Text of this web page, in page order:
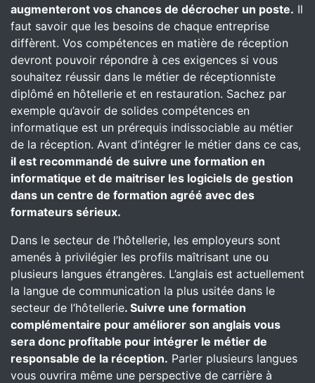
augmenteront vos chances de décrocher un poste. Il
faut savoir que les besoins de chaque entreprise
diffèrent. Vos compétences en matière de réception
devront pouvoir répondre à ces exigences si vous
souhaitez réussir dans le métier de réceptionniste
diplômé en hôtellerie et en restauration. Sachez par
exemple qu’avoir de solides compétences en
informatique est un prérequis indissociable au métier
de la réception. Avant d’intégrer le métier dans ce cas,
il est recommandé de suivre une formation en
informatique et de maitriser les logiciels de gestion
dans un centre de formation agréé avec des
formateurs sérieux.
Dans le secteur de l’hôtellerie, les employeurs sont
amenés à privilégier les profils maîtrisant une ou
plusieurs langues étrangères. L’anglais est actuellement
la langue de communication la plus usitée dans le
secteur de l’hôtellerie. Suivre une formation
complémentaire pour améliorer son anglais vous
sera donc profitable pour intégrer le métier de
responsable de la réception. Parler plusieurs langues
vous ouvrira même une perspective de carrière à